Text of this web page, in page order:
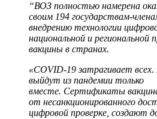
“ВОЗ полностью намерена
своим 194 государствам-
внедрению технологии
национальной и региональной
вакцины в странах.
«COVID-19 затрагивает
выйдут из пандемии только
вместе. Сертификаты
от несанкционированного
цифровой проверке, создают